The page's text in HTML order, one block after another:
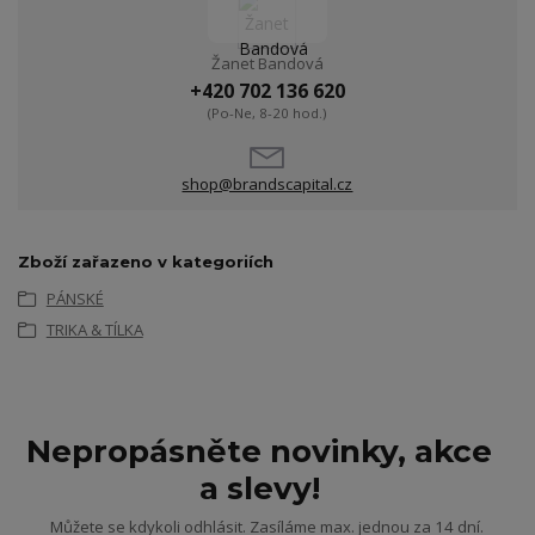
Žanet Bandová
+420 702 136 620
(Po-Ne, 8-20 hod.)
shop@brandscapital.cz
Zboží zařazeno v kategoriích
PÁNSKÉ
TRIKA & TÍLKA
Nepropásněte novinky, akce
a slevy!
Můžete se kdykoli odhlásit. Zasíláme max. jednou za 14 dní.